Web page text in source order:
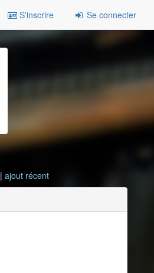
S'inscrire Se connecter
|ajout récent